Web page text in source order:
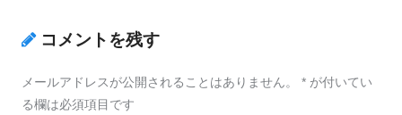
コメントを残す
メールアドレスが公開されることはありません。 * が付いてい
る欄は必須項目です